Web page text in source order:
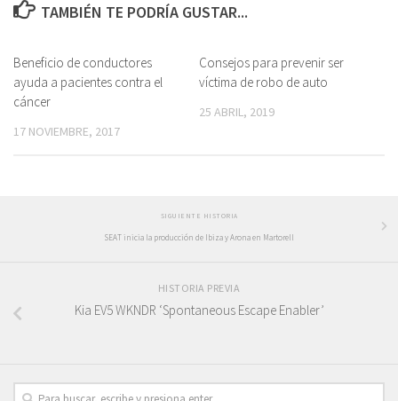
TAMBIÉN TE PODRÍA GUSTAR...
Beneficio de conductores
ayuda a pacientes contra el
cáncer
17 NOVIEMBRE, 2017
Consejos para prevenir ser
víctima de robo de auto
25 ABRIL, 2019
SIGUIENTE HISTORIA
SEAT inicia la producción de Ibiza y Arona en Martorell
HISTORIA PREVIA
Kia EV5 WKNDR ‘Spontaneous Escape Enabler’